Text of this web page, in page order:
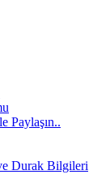
Paylaşın..
Durak Bilgileri